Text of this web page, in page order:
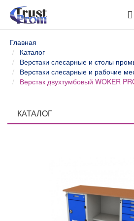
Главная
Каталог
Верстаки слесарные и столы
Верстаки слесарные и рабочие
Верстак двухтумбовый WOKER
КАТАЛОГ
Верстаки слесарные и рабочие
Верстаки слесарные и рабочие